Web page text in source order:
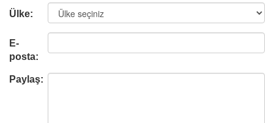
Ülke:
E-
posta:
Paylaş: